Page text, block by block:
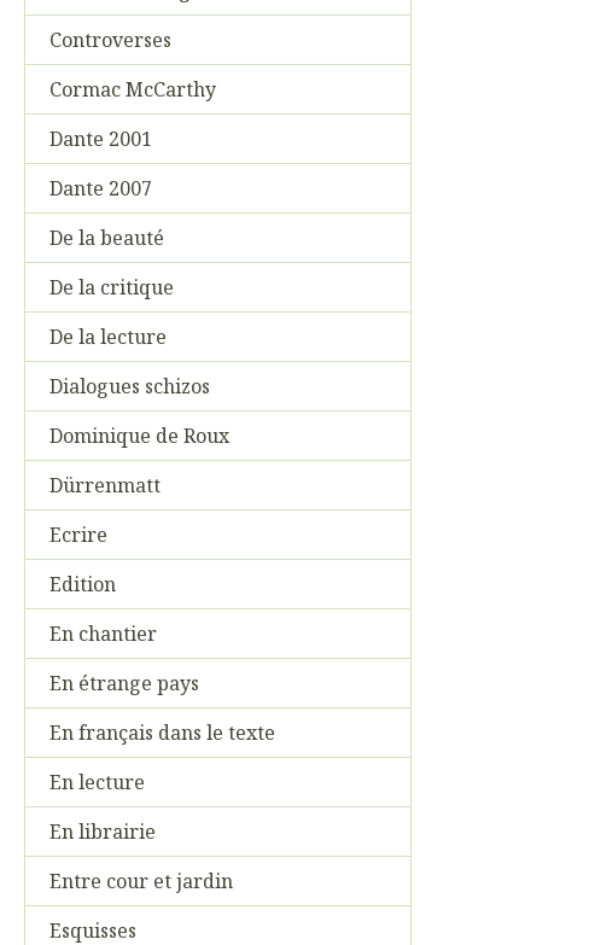
Controverses
Cormac McCarthy
Dante 2001
Dante 2007
De la beauté
De la critique
De la lecture
Dialogues schizos
Dominique de Roux
Dürrenmatt
Ecrire
Edition
En chantier
En étrange pays
En français dans le texte
En lecture
En librairie
Entre cour et jardin
Esquisses